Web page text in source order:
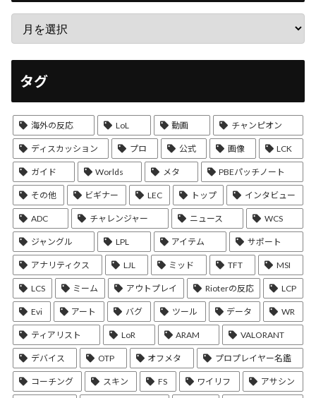
タグ
海外の反応 LoL 動画 チャンピオン
ディスカッション プロ 公式 画像 LCK
ガイド Worlds メタ PBEパッチノート
その他 ビギナー LEC トップ インタビュー
ADC チャレンジャー ニュース WCS
ジャングル LPL アイテム サポート
アナリティクス LJL ミッド TFT MSI
LCS ミーム アウトプレイ Rioterの反応 LCP
Evi アート バグ ツール データ WR
ティアリスト LoR ARAM VALORANT
デバイス OTP オフメタ プロプレイヤー名鑑
コーチング スキン FS ワイリフ アサシン